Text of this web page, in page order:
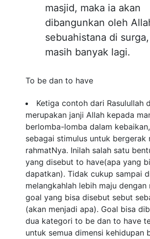
masjid, maka ia akan
dibangunkan oleh
sebuahistana di
masih banyak lagi.
To be dan to have
Ketiga contoh dari Rasulullah
merupakan janji Allah kepada
berlomba-lomba dalam
sebagai stimulus untuk bergerak
rahmatNya. Inilah salah satu
yang disebut to have(apa yang
dapatkan). Tidak cukup sampai
melangkahlah lebih maju dengan
goal yang bisa disebut sebut
(akan menjadi apa). Goal bisa
dua kategori to be dan to have
untuk semua dimensi kehidupan